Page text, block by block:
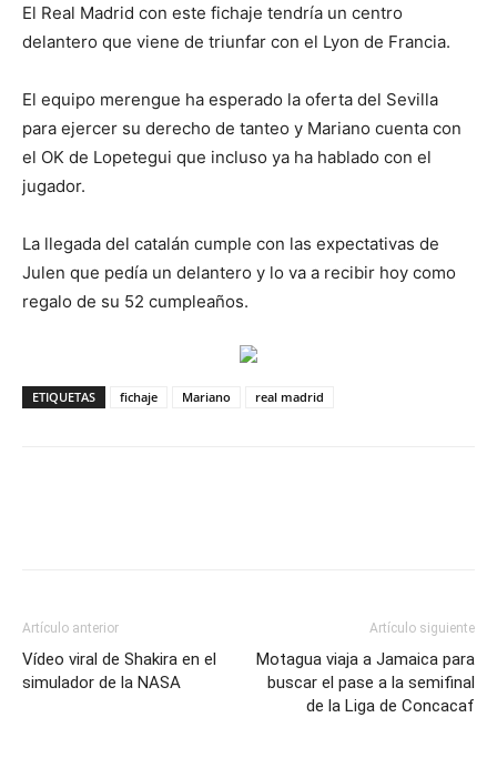
El Real Madrid con este fichaje tendría un centro
delantero que viene de triunfar con el Lyon de Francia.
El equipo merengue ha esperado la oferta del Sevilla
para ejercer su derecho de tanteo y Mariano cuenta con
el OK de Lopetegui que incluso ya ha hablado con el
jugador.
La llegada del catalán cumple con las expectativas de
Julen que pedía un delantero y lo va a recibir hoy como
regalo de su 52 cumpleaños.
ETIQUETAS fichaje Mariano real madrid
Artículo anterior
Vídeo viral de Shakira en el
simulador de la NASA
Artículo siguiente
Motagua viaja a Jamaica para
buscar el pase a la semifinal
de la Liga de Concacaf